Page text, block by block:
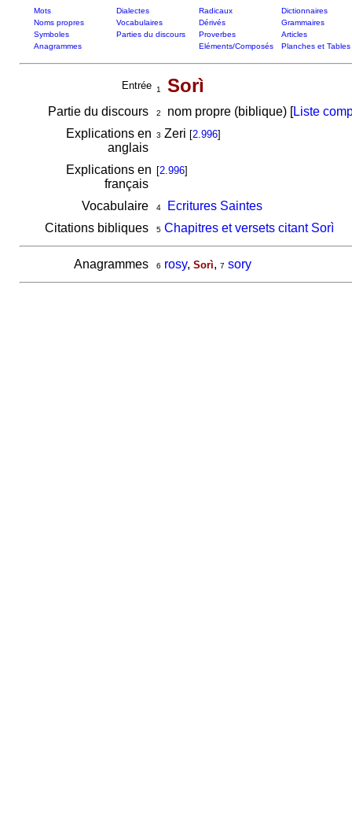
Mots Dialectes Radicaux
Dictionnaires
Noms propres
Vocabulaires Dérivés
Grammaires
Symboles
Parties du discours Proverbes
Articles
Anagrammes
Eléments/Composés Planches et Tables
Entrée 1 Sorì
Partie du discours 2 nom propre (biblique) [Liste
Explications en
anglais
3 Zeri [2.996]
Explications en
français
[2.996]
Vocabulaire 4
Ecritures Saintes
Citations bibliques
5 Chapitres et versets citant Sorì
Anagrammes 6 rosy, Sorì, 7 sory